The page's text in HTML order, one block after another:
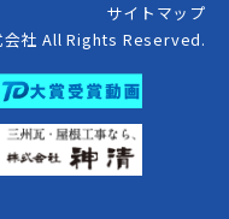
サイトマップ
社 All Rights Reserved.